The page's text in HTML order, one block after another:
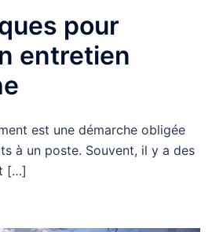
pour
entretien
est une démarche obligée
à un poste. Souvent, il y a des
[…]